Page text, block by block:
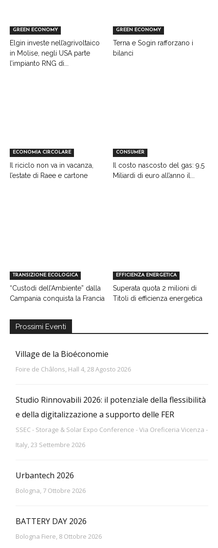
GREEN ECONOMY
Elgin investe nell’agrivoltaico
in Molise, negli USA parte
l’impianto RNG di...
GREEN ECONOMY
Terna e Sogin rafforzano i
bilanci
ECONOMIA CIRCOLARE
Il riciclo non va in vacanza,
l’estate di Raee e cartone
CONSUMER
Il costo nascosto del gas: 9,5
Miliardi di euro all’anno il...
TRANSIZIONE ECOLOGICA
“Custodi dell’Ambiente” dalla
Campania conquista la Francia
EFFICIENZA ENERGETICA
Superata quota 2 milioni di
Titoli di efficienza energetica
Prossimi Eventi
Village de la Bioéconomie
Foire de Châlons, Hall 4, 28 Agosto 2026
Studio Rinnovabili 2026: il potenziale della flessibilità
e della digitalizzazione a supporto delle FER
SSEC - Storage & Solar Expo Conference - Via Oreficeria Vicenza -
Italy, 23 Settembre 2026
Urbantech 2026
Bologna, 7 Ottobre 2026
BATTERY DAY 2026
Bologna Fiere, 8 Ottobre 2026